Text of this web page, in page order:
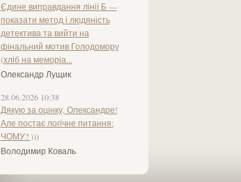
Єдине виправдання лінії Б —
показати метод і людяність
детектива та вийти на
фінальний мотив Голодомору
(хліб на меморіа...
Олександр Лущик
28.06.2026 10:38
Дякую за оцінку, Олександре!
Але постає логічне питання:
ЧОМУ? )))
Володимир Коваль